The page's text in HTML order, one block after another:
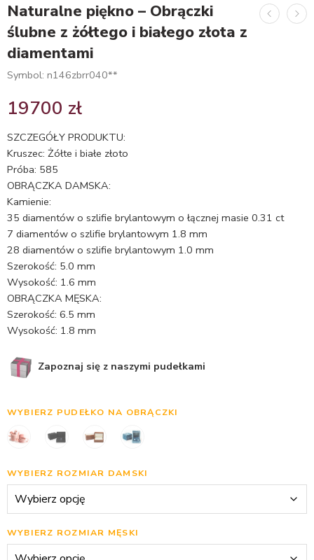
Naturalne piękno – Obrączki
ślubne z żółtego i białego złota z
diamentami
Symbol: n146zbrr040**
19700 zł
SZCZEGÓŁY PRODUKTU:
Kruszec: Żółte i białe złoto
Próba: 585
OBRĄCZKA DAMSKA:
Kamienie:
35 diamentów o szlifie brylantowym o łącznej masie 0.31 ct
7 diamentów o szlifie brylantowym 1.8 mm
28 diamentów o szlifie brylantowym 1.0 mm
Szerokość: 5.0 mm
Wysokość: 1.6 mm
OBRĄCZKA MĘSKA:
Szerokość: 6.5 mm
Wysokość: 1.8 mm
Zapoznaj się z naszymi pudełkami
WYBIERZ PUDEŁKO NA OBRĄCZKI
WYBIERZ ROZMIAR DAMSKI
WYBIERZ ROZMIAR MĘSKI